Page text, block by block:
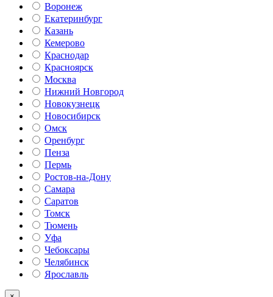
Воронеж
Екатеринбург
Казань
Кемерово
Краснодар
Красноярск
Москва
Нижний Новгород
Новокузнецк
Новосибирск
Омск
Оренбург
Пенза
Пермь
Ростов-на-Дону
Самара
Саратов
Томск
Тюмень
Уфа
Чебоксары
Челябинск
Ярославль